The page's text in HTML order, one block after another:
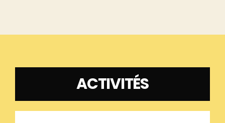
ACTIVITÉS